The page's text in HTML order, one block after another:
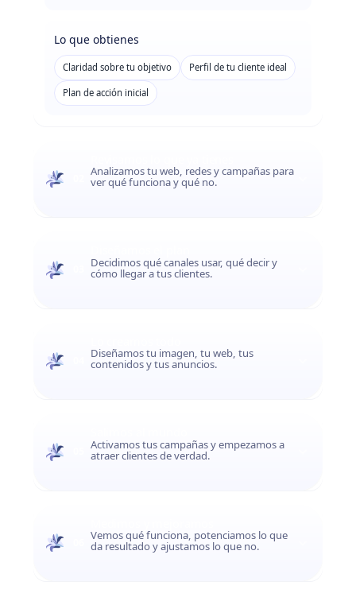
Lo que obtienes
Claridad sobre tu objetivo Perfil de tu cliente ideal
Plan de acción inicial
Analizamos tu web, redes y campañas para
ver qué funciona y qué no.
Decidimos qué canales usar, qué decir y
cómo llegar a tus clientes.
Diseñamos tu imagen, tu web, tus
contenidos y tus anuncios.
Activamos tus campañas y empezamos a
atraer clientes de verdad.
Vemos qué funciona, potenciamos lo que
da resultado y ajustamos lo que no.